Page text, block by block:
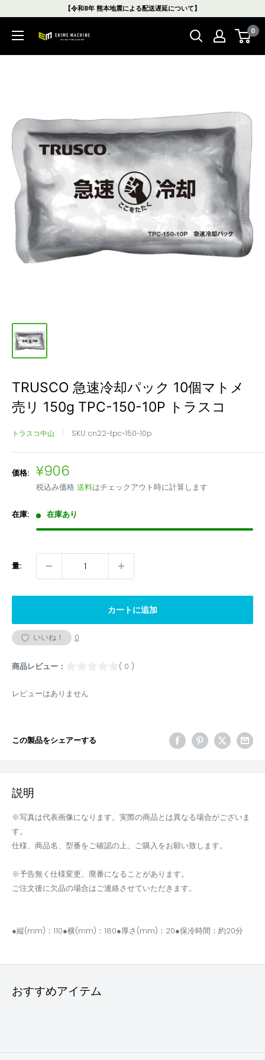
ン
【令和8年 熊本地震による配送遅延について】
エ
本
店
0
TRUSCO 急速冷却パック 10個マトメ
売リ 150g TPC-150-10P トラスコ
トラスコ中山 SKU:cn22-tpc-150-10p
価格: 販
売
価
格
¥906
税込み価格 送料はチェックアウト時に計算します
在庫: 在庫あり
量:
カートに追加
いいね！ 0
商品レビュー： ( 0 )
レビューはありません
この製品をシェアーする
説明
※写真は代表画像になります。実際の商品とは異なる場合がございま
す。
仕様、商品名、型番をご確認の上、ご購入をお願い致します。
※予告無く仕様変更、廃番になることがあります。
ご注文後に欠品の場合はご連絡させていただきます。
●縦(mm)：110●横(mm)：180●厚さ(mm)：20●保冷時間：約20分
おすすめアイテム